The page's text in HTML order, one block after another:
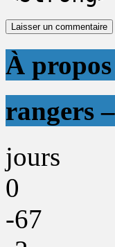
À propos
rangers
jours
0
-67